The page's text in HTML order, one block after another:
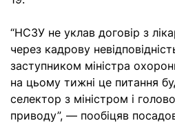
“НСЗУ не уклав договір з
через кадрову
заступником міністра
на цьому тижні це питання
селектор з міністром і
приводу”, — пообіцяв